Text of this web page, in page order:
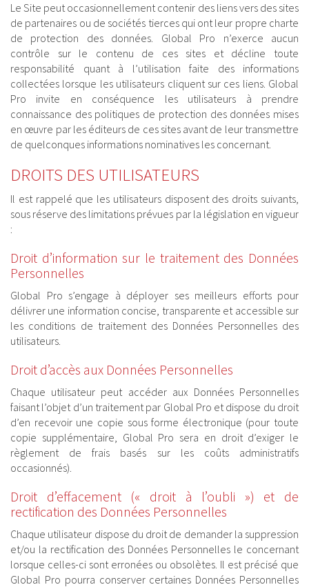
Le Site peut occasionnellement contenir des liens vers des sites
de partenaires ou de sociétés tierces qui ont leur propre charte
de protection des données. Global Pro n’exerce aucun
contrôle sur le contenu de ces sites et décline toute
responsabilité quant à l’utilisation faite des informations
collectées lorsque les utilisateurs cliquent sur ces liens. Global
Pro invite en conséquence les utilisateurs à prendre
connaissance des politiques de protection des données mises
en œuvre par les éditeurs de ces sites avant de leur transmettre
de quelconques informations nominatives les concernant.
DROITS DES UTILISATEURS
Il est rappelé que les utilisateurs disposent des droits suivants,
sous réserve des limitations prévues par la législation en vigueur
:
Droit d’information sur le traitement des Données
Personnelles
Global Pro s’engage à déployer ses meilleurs efforts pour
délivrer une information concise, transparente et accessible sur
les conditions de traitement des Données Personnelles des
utilisateurs.
Droit d’accès aux Données Personnelles
Chaque utilisateur peut accéder aux Données Personnelles
faisant l’objet d’un traitement par Global Pro et dispose du droit
d’en recevoir une copie sous forme électronique (pour toute
copie supplémentaire, Global Pro sera en droit d’exiger le
règlement de frais basés sur les coûts administratifs
occasionnés).
Droit d’effacement (« droit à l’oubli ») et de
rectification des Données Personnelles
Chaque utilisateur dispose du droit de demander la suppression
et/ou la rectification des Données Personnelles le concernant
lorsque celles-ci sont erronées ou obsolètes. Il est précisé que
Global Pro pourra conserver certaines Données Personnelles